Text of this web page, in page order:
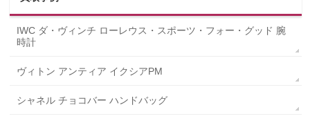
IWC ダ・ヴィンチ ローレウス・スポーツ・フォー・グッド 腕
時計
ヴィトン アンティア イクシアPM
シャネル チョコバー ハンドバッグ